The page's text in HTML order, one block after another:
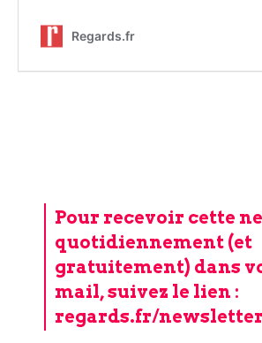
Pour recevoir cette
quotidiennement (et
gratuitement) dans
mail, suivez le lien :
regards.fr/newsletter